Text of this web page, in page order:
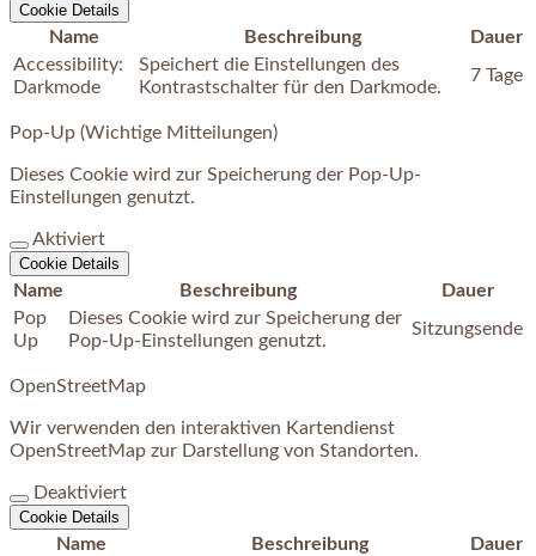
Cookie Details
Name Beschreibung
Dauer
Accessibility:
Darkmode
Speichert die Einstellungen des
Kontrastschalter für den Darkmode.
7 Tage
Pop-Up (Wichtige Mitteilungen)
Dieses Cookie wird zur Speicherung der Pop-Up-
Einstellungen genutzt.
Aktiviert
Cookie Details
Name Beschreibung
Dauer
Pop
Up
Dieses Cookie wird zur Speicherung der
Pop-Up-Einstellungen genutzt.
Sitzungsende
OpenStreetMap
Wir verwenden den interaktiven Kartendienst
OpenStreetMap zur Darstellung von Standorten.
Deaktiviert
Cookie Details
Name Beschreibung
Dauer